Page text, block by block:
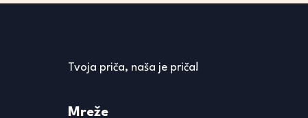
Tvoja priča, naša je priča!
Mreže